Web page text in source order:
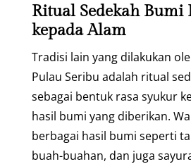
Ritual Sedekah Bumi
kepada Alam
Tradisi lain yang dilakukan
Pulau Seribu adalah ritual
sebagai bentuk rasa syukur
hasil bumi yang diberikan.
berbagai hasil bumi seperti
buah-buahan, dan juga